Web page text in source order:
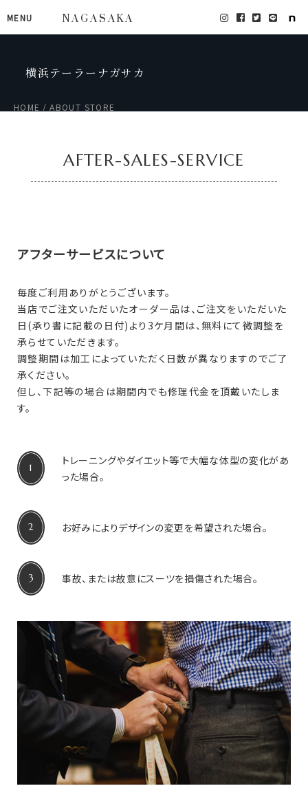
MENU NAGASAKA
横浜テーラーナガサカ
HOME ABOUT STORE
AFTER-SALES-SERVICE
アフターサービスについて
毎度ご利用ありがとうございます。
当店でご注文いただいたオーダー品は、ご注文をいただいた
日(承り書に記載の日付)より3ケ月間は、無料にて微調整を
承らせていただきます。
調整期間は加工によっていただく日数が異なりますのでご了
承ください。
但し、下記等の場合は期間内でも修理代金を頂戴いたしま
す。
トレーニングやダイエット等で大幅な体型の変化があ
った場合。
お好みによりデザインの変更を希望された場合。
事故、または故意にスーツを損傷された場合。